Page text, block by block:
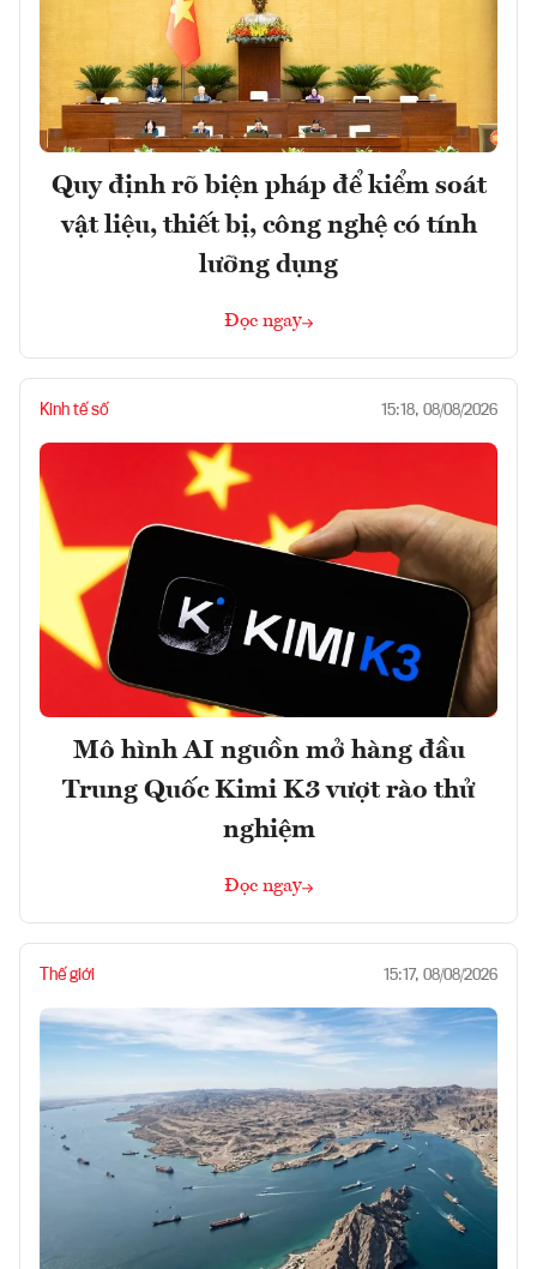
Quy định rõ biện pháp để kiểm soát
vật liệu, thiết bị, công nghệ có tính
lưỡng dụng
Đọc ngay
Kinh tế số 15:18, 08/08/2026
Mô hình AI nguồn mở hàng đầu
Trung Quốc Kimi K3 vượt rào thử
nghiệm
Đọc ngay
Thế giới 15:17, 08/08/2026